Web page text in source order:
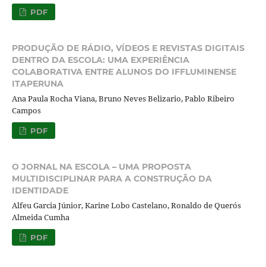
PDF
PRODUÇÃO DE RÁDIO, VÍDEOS E REVISTAS DIGITAIS
DENTRO DA ESCOLA: UMA EXPERIÊNCIA
COLABORATIVA ENTRE ALUNOS DO IFFLUMINENSE
ITAPERUNA
Ana Paula Rocha Viana, Bruno Neves Belizario, Pablo Ribeiro
Campos
PDF
O JORNAL NA ESCOLA – UMA PROPOSTA
MULTIDISCIPLINAR PARA A CONSTRUÇÃO DA
IDENTIDADE
Alfeu Garcia Júnior, Karine Lobo Castelano, Ronaldo de Querós
Almeida Cumha
PDF